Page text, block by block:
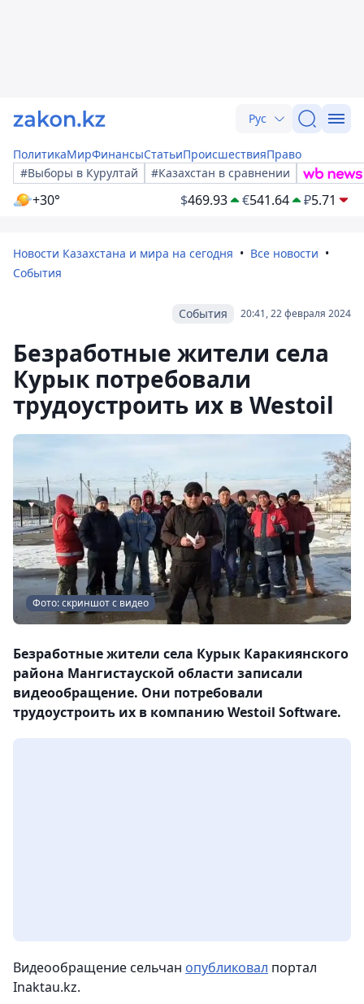
Рус
ПолитикаМирФинансыСтатьиПроисшествияПраво
#Выборы в Курултай
#Казахстан в сравнении
+30° $469.93 €541.64 ₽5.71
Новости Казахстана и мира на сегодня
Все новости
События
20:41, 22 февраля 2024
События
Безработные жители села
Курык потребовали
трудоустроить их в Westoil
Фото: скриншот с видео
Безработные жители села Курык Каракиянского
района Мангистауской области записали
видеообращение. Они потребовали
трудоустроить их в компанию Westoil Software.
Видеообращение сельчан опубликовал портал
Inaktau.kz.